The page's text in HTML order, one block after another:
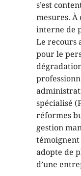
s’est
mesures. À
interne de
Le recours
pour le
spécialisé
réformes
gestion
adopte de
d’une